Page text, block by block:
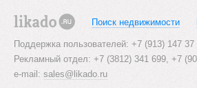
Поиск недвижимости
Поддержка пользователей: +7 (913) 147 37
Рекламный отдел: +7 (3812) 341 699, +7
e-mail: sales@likado.ru